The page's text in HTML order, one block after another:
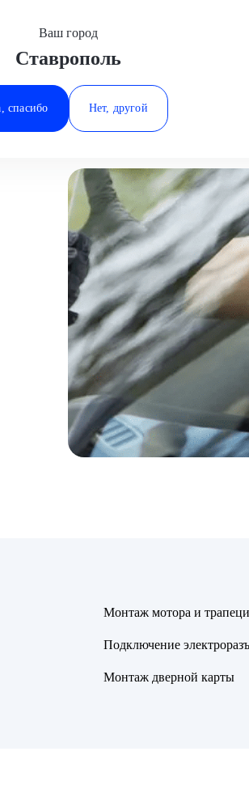
Минеральные Воды
Ростов-на-Дону
Ставрополь
Ваш город
Ставрополь
спасибо Нет, другой
Монтаж мотора и
Подключение
Монтаж дверной карты